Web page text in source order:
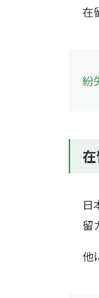
在
紛
日
留
他